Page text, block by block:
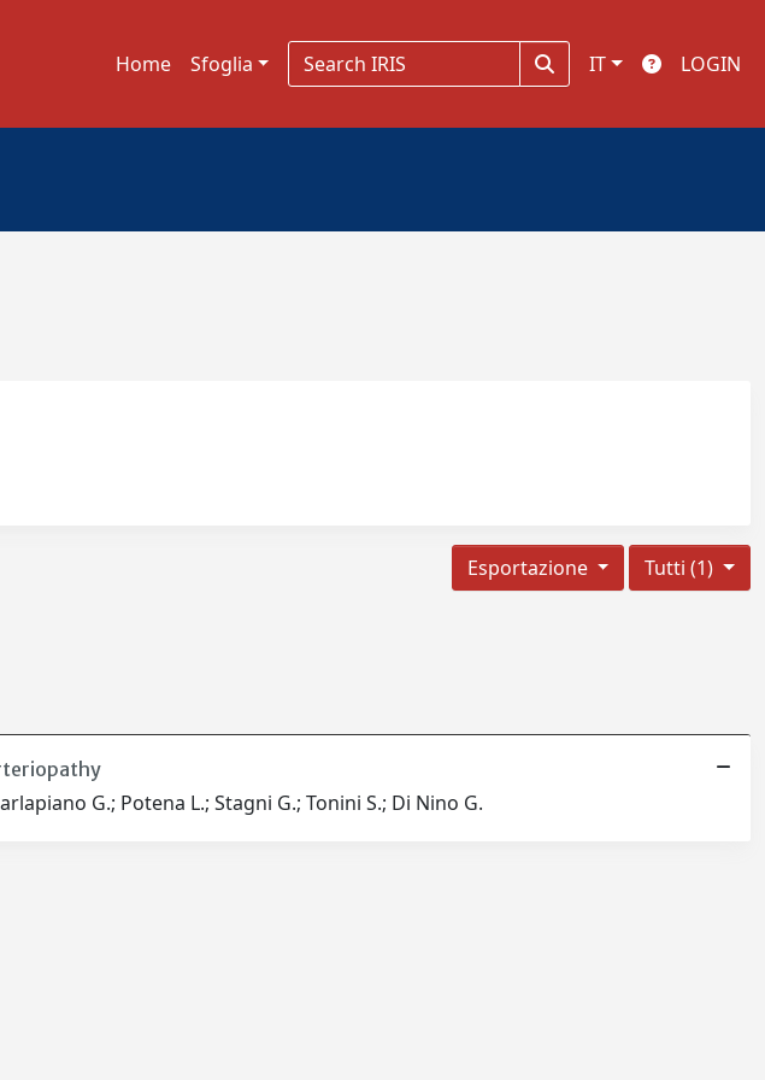
Home Sfoglia IT LOGIN
Tutti (1)
Esportazione
G.; Potena L.; Stagni G.; Tonini S.; Di Nino G.